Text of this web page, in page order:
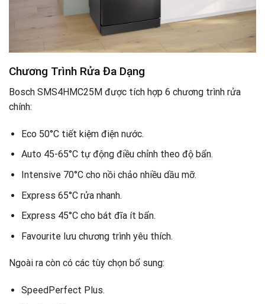
Chương Trình Rửa Đa Dạng
Bosch SMS4HMC25M được tích hợp 6 chương trình rửa
chính:
Eco 50°C tiết kiệm điện nước.
Auto 45-65°C tự động điều chỉnh theo độ bẩn.
Intensive 70°C cho nồi chảo nhiều dầu mỡ.
Express 65°C rửa nhanh.
Express 45°C cho bát đĩa ít bẩn.
Favourite lưu chương trình yêu thích.
Ngoài ra còn có các tùy chọn bổ sung:
SpeedPerfect Plus.